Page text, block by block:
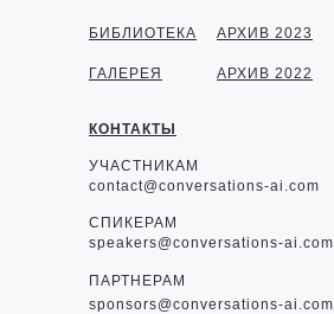
КОНТАКТЫ
БИБЛИОТЕКА
УЧАСТНИКАМ
contact@conversations-ai.com
СПИКЕРАМ
speakers@conversations-ai.com
ПАРТНЕРАМ
sponsors@conversations-ai.com
ГАЛЕРЕЯ
АРХИВ 2023
АРХИВ 2022